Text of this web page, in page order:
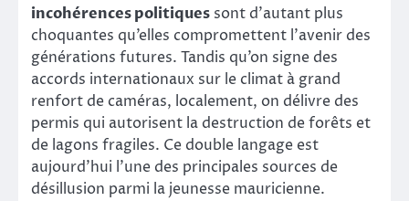
incohérences politiques sont d’autant plus
choquantes qu’elles compromettent l’avenir des
générations futures. Tandis qu’on signe des
accords internationaux sur le climat à grand
renfort de caméras, localement, on délivre des
permis qui autorisent la destruction de forêts et
de lagons fragiles. Ce double langage est
aujourd’hui l’une des principales sources de
désillusion parmi la jeunesse mauricienne.